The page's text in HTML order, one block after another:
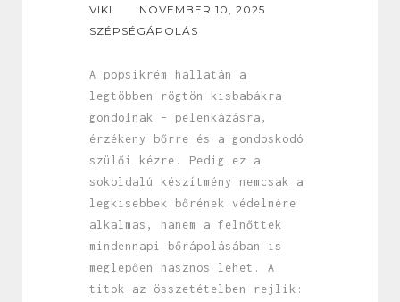
VIKI
NOVEMBER 10, 2025
SZÉPSÉGÁPOLÁS
A popsikrém hallatán a
legtöbben rögtön kisbabákra
gondolnak – pelenkázásra,
érzékeny bőrre és a gondoskodó
szülői kézre. Pedig ez a
sokoldalú készítmény nemcsak a
legkisebbek bőrének védelmére
alkalmas, hanem a felnőttek
mindennapi bőrápolásában is
meglepően hasznos lehet. A
titok az összetételben rejlik: